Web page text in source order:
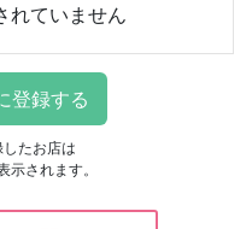
れていません
たお店は
示されます。